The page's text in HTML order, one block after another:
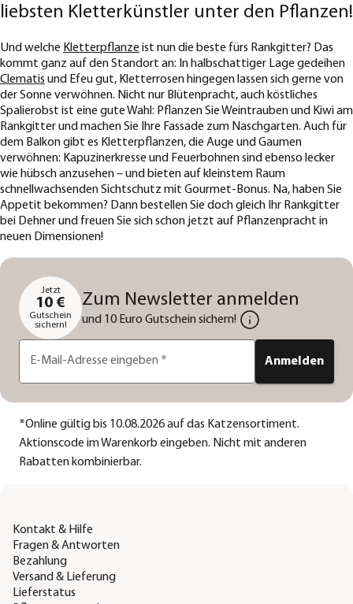
liebsten Kletterkünstler unter den Pflanzen!
Und welche Kletterpflanze ist nun die beste fürs Rankgitter? Das
kommt ganz auf den Standort an: In halbschattiger Lage gedeihen
Clematis und Efeu gut, Kletterrosen hingegen lassen sich gerne von
der Sonne verwöhnen. Nicht nur Blütenpracht, auch köstliches
Spalierobst ist eine gute Wahl: Pflanzen Sie Weintrauben und Kiwi am
Rankgitter und machen Sie Ihre Fassade zum Naschgarten. Auch für
dem Balkon gibt es Kletterpflanzen, die Auge und Gaumen
verwöhnen: Kapuzinerkresse und Feuerbohnen sind ebenso lecker
wie hübsch anzusehen – und bieten auf kleinstem Raum
schnellwachsenden Sichtschutz mit Gourmet-Bonus. Na, haben Sie
Appetit bekommen? Dann bestellen Sie doch gleich Ihr Rankgitter
bei Dehner und freuen Sie sich schon jetzt auf Pflanzenpracht in
neuen Dimensionen!
Jetzt
10 €
Gutschein
sichern!
Zum Newsletter anmelden
und 10 Euro Gutschein sichern!
E-Mail-Adresse eingeben * Anmelden
*Online gültig bis 10.08.2026 auf das Katzensortiment.
Aktionscode im Warenkorb eingeben. Nicht mit anderen
Rabatten kombinierbar.
Kontakt & Hilfe
Fragen & Antworten
Bezahlung
Versand & Lieferung
Lieferstatus